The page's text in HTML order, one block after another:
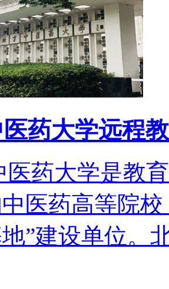
药大学远程
医药大学是教
医药高等院
”建设单位。